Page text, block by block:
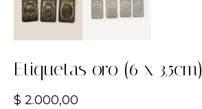
Etiquetas oro (6 x 3,5cm)
$ 2.000,00